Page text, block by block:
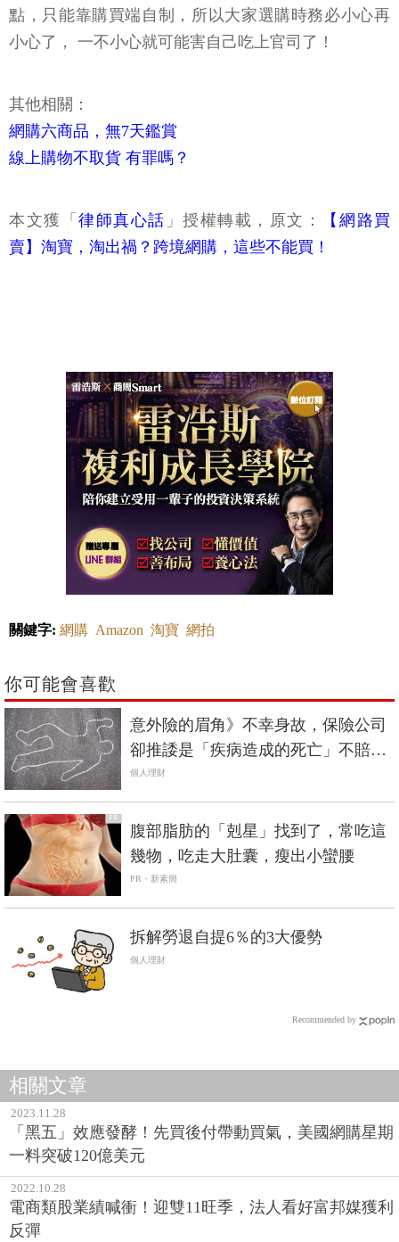
點，只能靠購買端自制，所以大家選購時務必小心再
小心了， 一不小心就可能害自己吃上官司了！
其他相關：
網購六商品，無7天鑑賞
線上購物不取貨 有罪嗎？
本文獲「律師真心話 」授權轉載，原文：
【網路買
賣】淘寶，淘出禍？跨境網購，這些不能買！
關鍵字: 網購 Amazon 淘寶 網拍
你可能會喜歡
意外險的眉角》不幸身故，保險公司
卻推諉是「疾病造成的死亡」不賠？
保戶該怎麼破解奧步
個人理財
PR
腹部脂肪的「剋星」找到了，常吃這
幾物，吃走大肚囊，瘦出小蠻腰
PR・新素簡
拆解勞退自提6％的3大優勢
個人理財
Recommended by
相關文章
2023.11.28
「黑五」效應發酵！先買後付帶動買氣，美國網購星期
一料突破120億美元
2022.10.28
電商類股業績喊衝！迎雙11旺季，法人看好富邦媒獲利
反彈